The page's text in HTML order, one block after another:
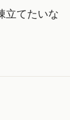
立てたいな